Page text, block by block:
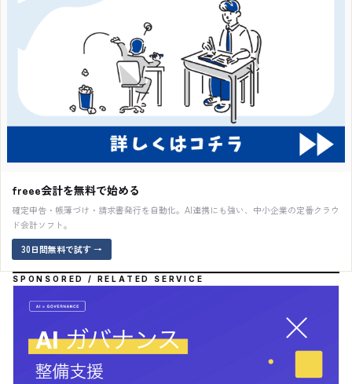
freee会計を無料で始める
確定申告・帳簿づけ・請求書発行を自動化。AI連携にも強い、中小企業の定番クラウ
ド会計ソフト。
30日間無料で試す→
SPONSORED / RELATED SERVICE